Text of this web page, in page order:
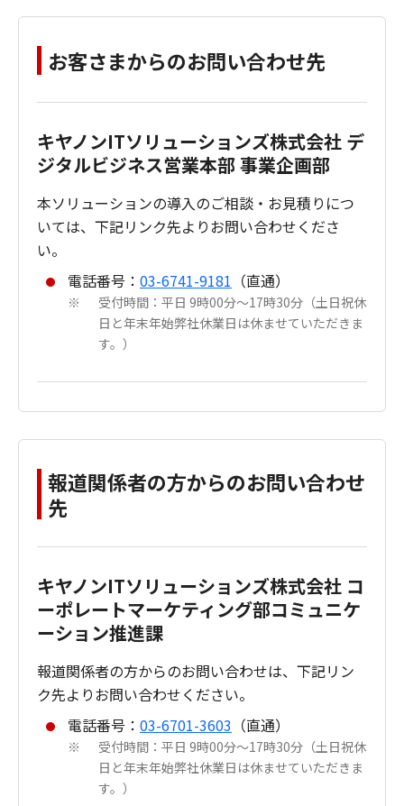
お客さまからのお問い合わせ先
キヤノンITソリューションズ株式会社 デ
ジタルビジネス営業本部 事業企画部
本ソリューションの導入のご相談・お見積りにつ
いては、下記リンク先よりお問い合わせくださ
い。
電話番号： 03-6741-9181 （直通）
※
受付時間：平日 9時00分～17時30分（土日祝休
日と年末年始弊社休業日は休ませていただきま
す。）
報道関係者の方からのお問い合わせ
先
キヤノンITソリューションズ株式会社 コ
ーポレートマーケティング部コミュニケ
ーション推進課
報道関係者の方からのお問い合わせは、下記リン
ク先よりお問い合わせください。
電話番号： 03-6701-3603 （直通）
※
受付時間：平日 9時00分～17時30分（土日祝休
日と年末年始弊社休業日は休ませていただきま
す。）